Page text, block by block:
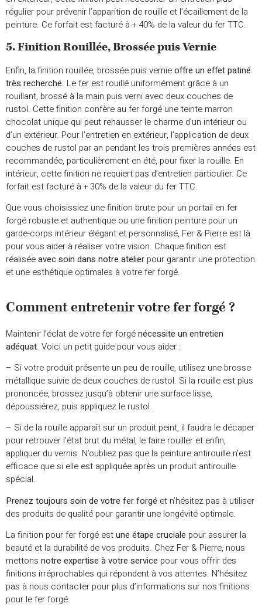
régulier pour prévenir l’apparition de rouille et l’écaillement de la
peinture. Ce forfait est facturé à + 40% de la valeur du fer TTC.
5. Finition Rouillée, Brossée puis Vernie
Enfin, la finition rouillée, brossée puis vernieoffre un effet patiné
très recherché. Le fer est rouillé uniformément grâce à un
rouillant, brossé à la main puis verni avec deux couches de
rustol. Cette finition confère au fer forgé une teinte marron
chocolat unique qui peut rehausser le charme d’un intérieur ou
d’un extérieur. Pour l’entretien en extérieur, l’application de deux
couches de rustol par an pendant les trois premières années est
recommandée, particulièrement en été, pour fixer la rouille. En
intérieur, cette finition ne requiert pas d’entretien particulier. Ce
forfait est facturé à + 30% de la valeur du fer TTC.
Que vous choisissiez une finition brute pour un portail en fer
forgé robuste et authentique ou une finition peinture pour un
garde-corps intérieur élégant et personnalisé, Fer & Pierre est là
pour vous aider à réaliser votre vision. Chaque finition est
réaliséeavec soin dans notre atelier pour garantir une protection
et une esthétique optimales à votre fer forgé.
Comment entretenir votre fer forgé ?
Maintenir l’éclat de votre fer forgénécessite un entretien
adéquat. Voici un petit guide pour vous aider :
– Si votre produit présente un peu de rouille, utilisez une brosse
métallique suivie de deux couches de rustol. Si la rouille est plus
prononcée, brossez jusqu’à obtenir une surface lisse,
dépoussiérez, puis appliquez le rustol.
– Si de la rouille apparaît sur un produit peint, il faudra le décaper
pour retrouver l’état brut du métal, le faire rouiller et enfin,
appliquer du vernis. N’oubliez pas que la peinture antirouille n’est
efficace que si elle est appliquée après un produit antirouille
spécial.
Prenez toujours soin de votre fer forgé et n’hésitez pas à utiliser
des produits de qualité pour garantir une longévité optimale.
La finition pour fer forgé estune étape cruciale pour assurer la
beauté et la durabilité de vos produits. Chez Fer & Pierre, nous
mettons notre expertise à votre service pour vous offrir des
finitions irréprochables qui répondent à vos attentes. N’hésitez
pas à nous contacter pour plus d’informations sur nos finitions
pour le fer forgé.